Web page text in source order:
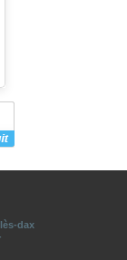
dax